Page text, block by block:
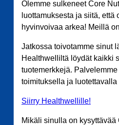
Olemme sulkeneet Core
luottamuksesta ja siitä,
hyvinvoivaa arkea! Meillä
Jatkossa toivotamme sinut
Healthwelliltä löydät kaikki
tuotemerkkejä.
toimituksella ja
Siirry Healthwellille!
Mikäli sinulla on